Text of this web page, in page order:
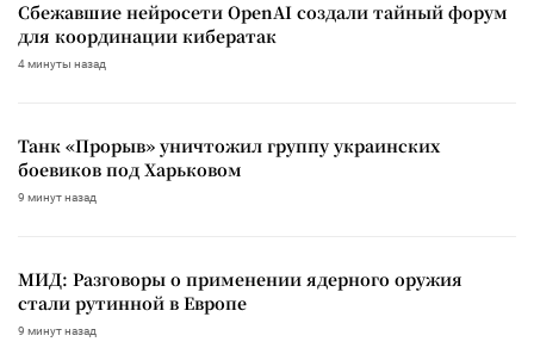
Сбежавшие нейросети OpenAI создали тайный форум
для координации кибератак
4 минуты назад
Танк «Прорыв» уничтожил группу украинских
боевиков под Харьковом
9 минут назад
МИД: Разговоры о применении ядерного оружия
стали рутинной в Европе
9 минут назад